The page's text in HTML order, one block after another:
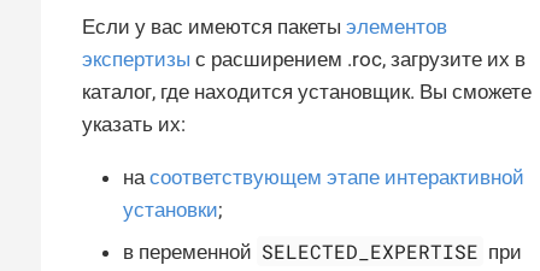
Если у вас имеются пакеты элементов
экспертизы с расширением .roc, загрузите их в
каталог, где находится установщик. Вы сможете
указать их:
на соответствующем этапе интерактивной
установки;
в переменной SELECTED_EXPERTISE при